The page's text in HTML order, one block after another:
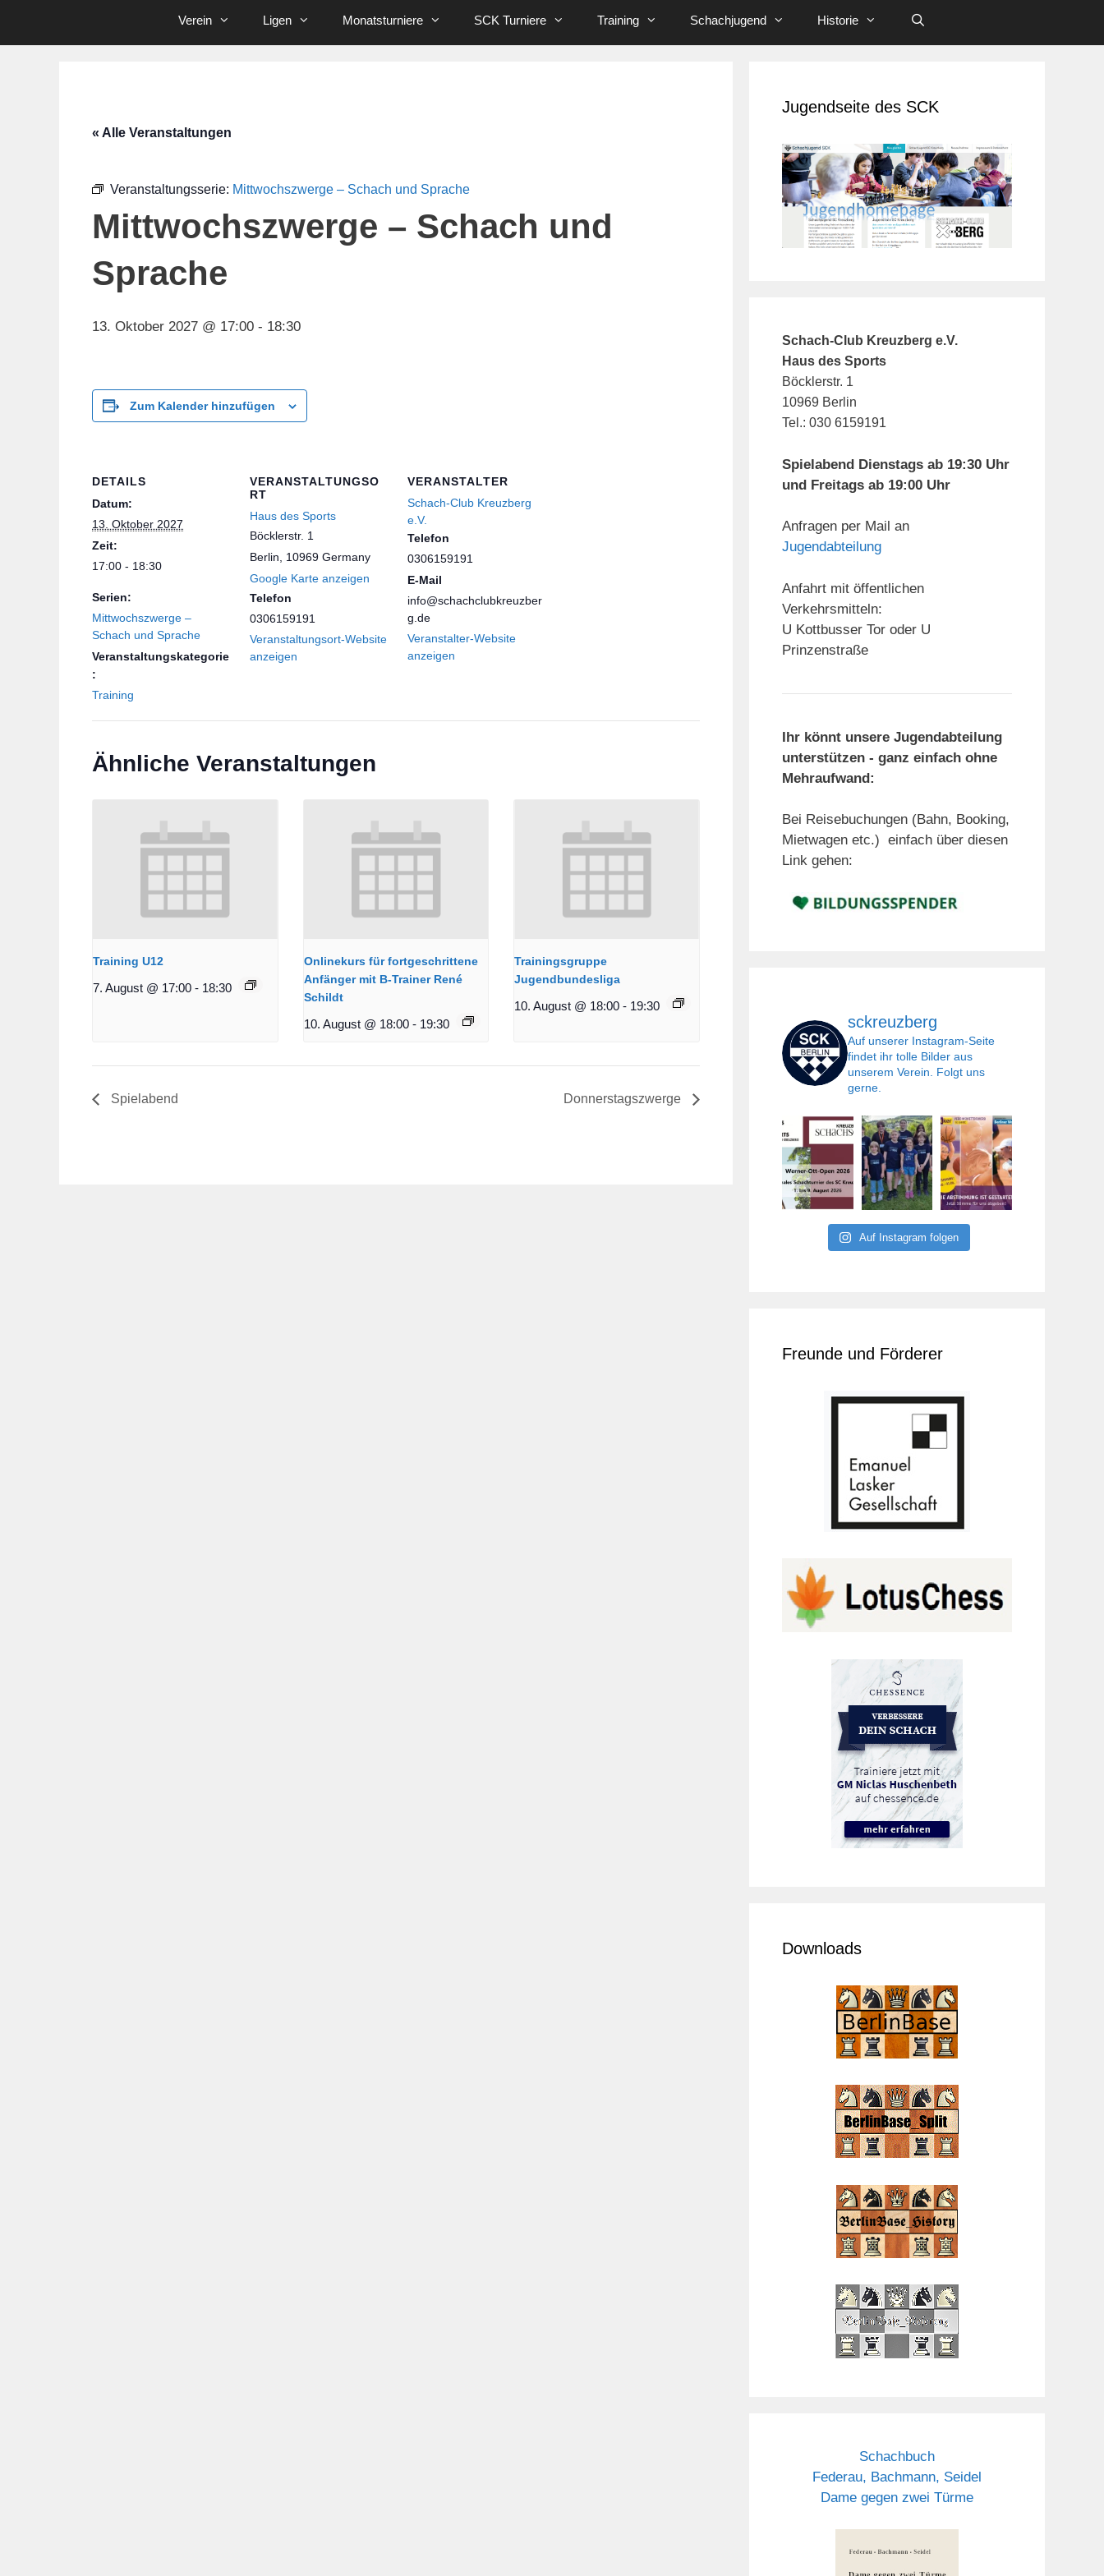
Verein Ligen Monatsturniere SCK Turniere Training Schachjugend Historie
« Alle Veranstaltungen
Veranstaltungsserie: Mittwochszwerge – Schach und Sprache
Mittwochszwerge – Schach und
Sprache
13. Oktober 2027 @ 17:00 - 18:30
Zum Kalender hinzufügen
DETAILS
Datum:
13. Oktober 2027
Zeit:
17:00 - 18:30
Serien:
Mittwochszwerge –
Schach und Sprache
Veranstaltungskategorie
:
Training
VERANSTALTUNGSO
RT
Haus des Sports
Böcklerstr. 1
Berlin
10969 Germany
Google Karte anzeigen
Telefon
0306159191
Veranstaltungsort-Website
anzeigen
VERANSTALTER
Schach-Club Kreuzberg
e.V.
Telefon
0306159191
E-Mail
info@schachclubkreuzber
g.de
Veranstalter-Website
anzeigen
Ähnliche Veranstaltungen
Training U12
7. August @ 17:00 - 18:30
Onlinekurs für fortgeschrittene
Anfänger mit B-Trainer René
Schildt
10. August @ 18:00 - 19:30
Trainingsgruppe
Jugendbundesliga
10. August @ 18:00 - 19:30
Spielabend Donnerstagszwerge
Jugendseite des SCK
Schach-Club Kreuzberg e.V.
Haus des Sports
Böcklerstr. 1
10969 Berlin
Tel.: 030 6159191
Spielabend Dienstags ab 19:30 Uhr
und Freitags ab 19:00 Uhr
Anfragen per Mail an
Jugendabteilung
Anfahrt mit öffentlichen
Verkehrsmitteln:
U Kottbusser Tor oder U
Prinzenstraße
Ihr könnt unsere Jugendabteilung
unterstützen - ganz einfach ohne
Mehraufwand:
Bei Reisebuchungen (Bahn, Booking,
Mietwagen etc.) einfach über diesen
Link gehen:
sckreuzberg
Auf unserer Instagram-Seite
findet ihr tolle Bilder aus
unserem Verein. Folgt uns
gerne.
Auf Instagram folgen
Freunde und Förderer
Downloads
Schachbuch
Federau, Bachmann, Seidel
Dame gegen zwei Türme